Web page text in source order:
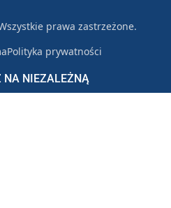
NA NIEZALEŻNĄ
prawa zastrzeżone.
Polityka prywatności